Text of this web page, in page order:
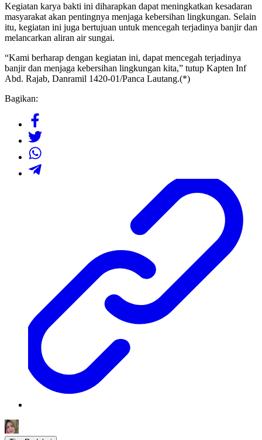
Kegiatan karya bakti ini diharapkan dapat meningkatkan kesadaran
masyarakat akan pentingnya menjaga kebersihan lingkungan. Selain
itu, kegiatan ini juga bertujuan untuk mencegah terjadinya banjir dan
melancarkan aliran air sungai.
“Kami berharap dengan kegiatan ini, dapat mencegah terjadinya
banjir dan menjaga kebersihan lingkungan kita,” tutup Kapten Inf
Abd. Rajab, Danramil 1420-01/Panca Lautang.(*)
Bagikan: